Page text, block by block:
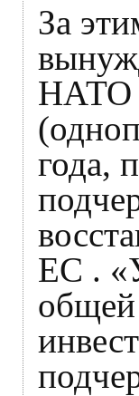
За
НАТО
года,
ЕС .